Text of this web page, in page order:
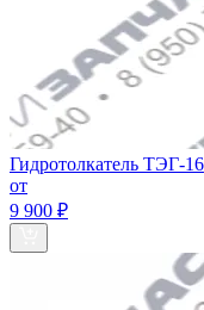
Гидротолкатель ТЭГ-16
от
9 900 ₽